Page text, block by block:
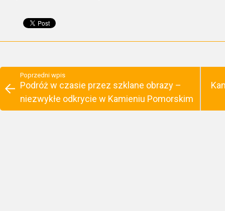
Poprzedni wpis
Podróż w czasie przez szklane obrazy –
niezwykłe odkrycie w Kamieniu Pomorskim